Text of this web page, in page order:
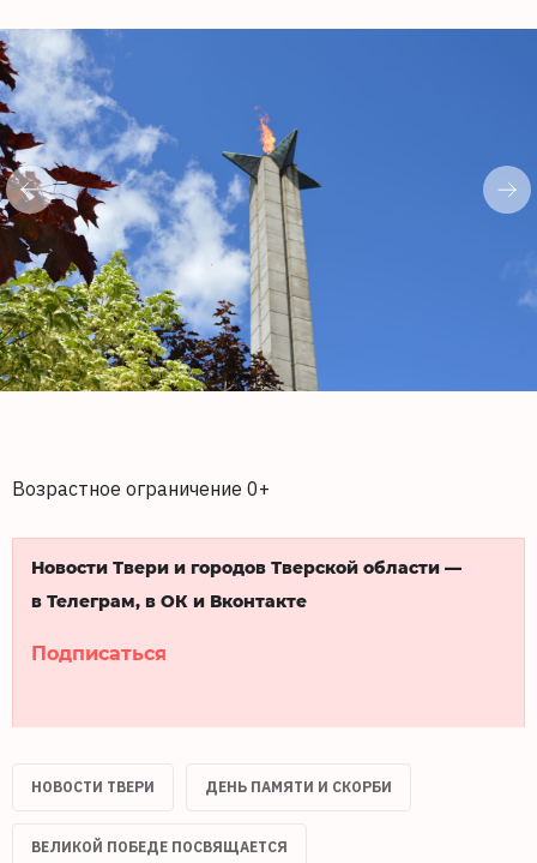
Возрастное ограничение 0+
Новости Твери и городов Тверской области —
в Телеграм, в ОК и Вконтакте
Подписаться
НОВОСТИ ТВЕРИ ДЕНЬ ПАМЯТИ И СКОРБИ
ВЕЛИКОЙ ПОБЕДЕ ПОСВЯЩАЕТСЯ